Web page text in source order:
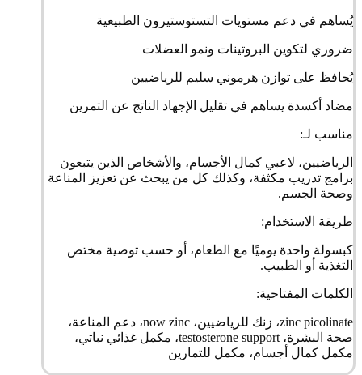
يُساهم في دعم مستويات التستوستيرون الطبيعية
ضروري لتكوين البروتينات ونمو العضلات
يُحافظ على توازن هرموني سليم للرياضيين
مضاد أكسدة يساهم في تقليل الإجهاد الناتج عن التمرين
مناسب لـ:
الرياضيين، لاعبي كمال الأجسام، والأشخاص الذين يتبعون
برامج تدريب مكثفة، وكذلك كل من يبحث عن تعزيز المناعة
وصحة الجسم.
طريقة الاستخدام:
كبسولة واحدة يوميًا مع الطعام، أو حسب توصية مختص
التغذية أو الطبيب.
الكلمات المفتاحية:
zinc picolinate، زنك للرياضيين، now zinc، دعم المناعة،
صحة البشرة، testosterone support، مكمل غذائي نباتي،
مكمل كمال أجسام، مكمل للتمارين